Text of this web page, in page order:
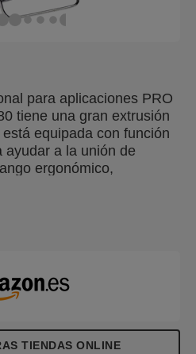
para aplicaciones PRO
tiene una gran extrusión
equipada con función
ayudar a la unión de
ergonómico,
de metal regulable. La
12 mm.
TIENDAS ONLINE